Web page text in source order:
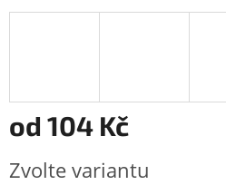
od 104 Kč
cena:
Zvolte variantu